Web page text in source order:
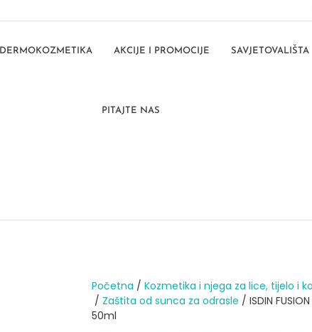
DERMOKOZMETIKA AKCIJE I PROMOCIJE SAVJETOVALIŠTA
PITAJTE NAS
Početna / Kozmetika i njega za lice, tijelo i
/ Zaštita od sunca za odrasle / ISDIN
50ml